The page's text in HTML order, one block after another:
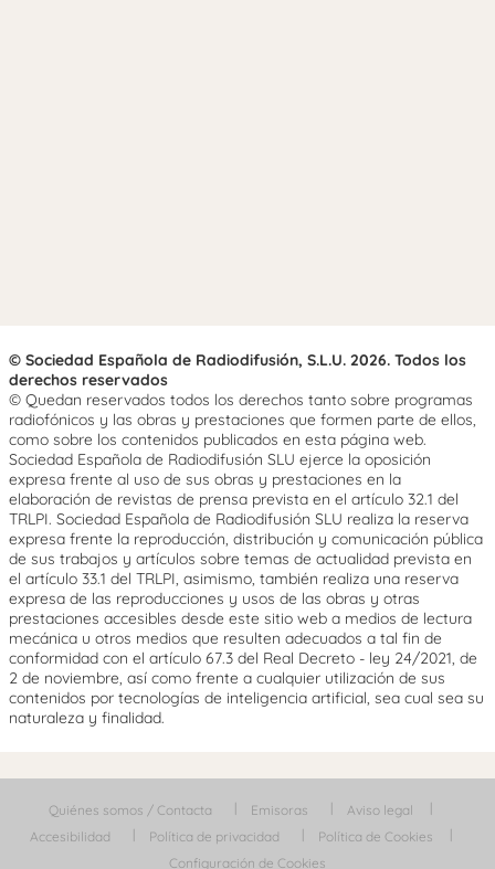
© Sociedad Española de Radiodifusión, S.L.U. 2026. Todos los
derechos reservados
© Quedan reservados todos los derechos tanto sobre programas
radiofónicos y las obras y prestaciones que formen parte de ellos,
como sobre los contenidos publicados en esta página web.
Sociedad Española de Radiodifusión SLU ejerce la oposición
expresa frente al uso de sus obras y prestaciones en la
elaboración de revistas de prensa prevista en el artículo 32.1 del
TRLPI. Sociedad Española de Radiodifusión SLU realiza la reserva
expresa frente la reproducción, distribución y comunicación pública
de sus trabajos y artículos sobre temas de actualidad prevista en
el artículo 33.1 del TRLPI, asimismo, también realiza una reserva
expresa de las reproducciones y usos de las obras y otras
prestaciones accesibles desde este sitio web a medios de lectura
mecánica u otros medios que resulten adecuados a tal fin de
conformidad con el artículo 67.3 del Real Decreto - ley 24/2021, de
2 de noviembre, así como frente a cualquier utilización de sus
contenidos por tecnologías de inteligencia artificial, sea cual sea su
naturaleza y finalidad.
Quiénes somos / Contacta Emisoras
Aviso legal
Accesibilidad
Política de privacidad
Política de Cookies
Configuración de Cookies